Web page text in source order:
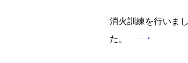
消火訓練を行いまし
た。